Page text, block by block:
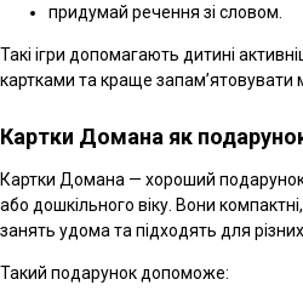
придумай речення зі словом.
Такі ігри допомагають дитині
картками та краще запам’ятовувати
Картки Домана як
Картки Домана — хороший
або дошкільного віку. Вони
занять удома та підходять для
Такий подарунок допоможе: